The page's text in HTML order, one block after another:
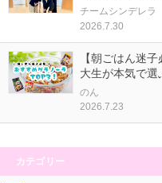
チームシンデレラ
2026.7.30
【朝ごはん迷
大生が本気で選
のん
2026.7.23
カテゴリー